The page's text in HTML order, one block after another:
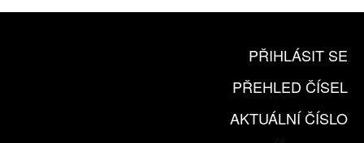
PŘIHLÁSIT SE
PŘEHLED ČÍSEL
AKTUÁLNÍ ČÍSLO